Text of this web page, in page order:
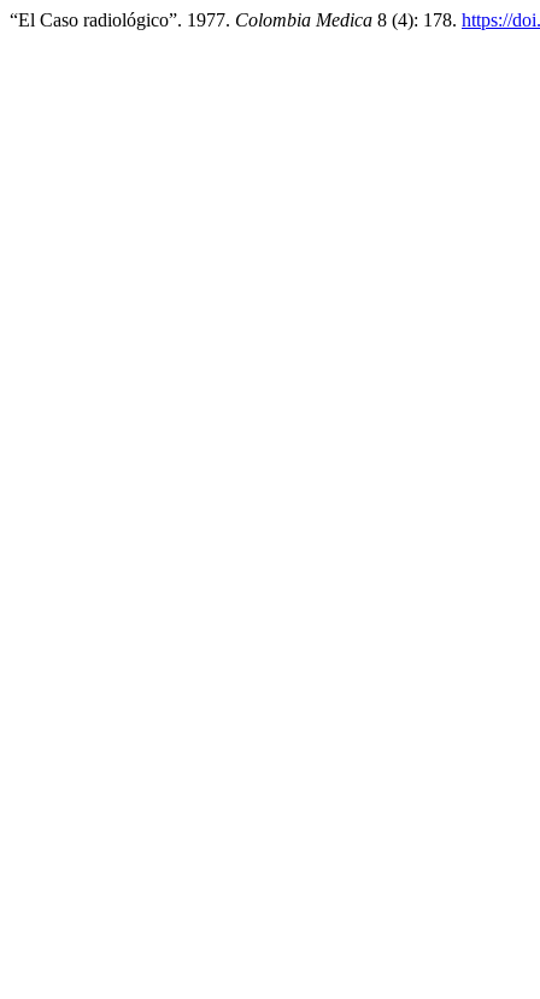
“El Caso radiológico”. 1977. Colombia Medica 8 (4): 178. https://